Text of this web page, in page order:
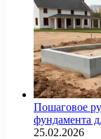
Пошаговое
фундамента
25.02.2026